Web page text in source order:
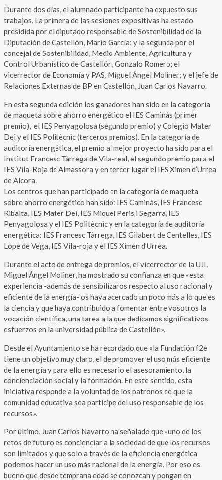
Durante dos días, el alumnado participante ha expuesto sus
trabajos. La primera de las sesiones expositivas ha estado
presidida por el diputado responsable de Sostenibilidad de la
Diputación de Castellón, Mario García; y la segunda por el
concejal de Sostenibilidad, Medio Ambiente, Agricultura y
Control Urbanístico de Castellón, Gonzalo Romero; el
vicerrector de Economía y PAS, Miguel Ángel Moliner; y el jefe de
Relaciones Externas de BP en Castellón, Juan Carlos Navarro.
En esta segunda edición los ganadores han sido en la categoría
de maqueta sobre ahorro energético el IES Caminàs (primer
premio), el IES Penyagolosa (segundo premio) y Colegio Mater
Dei y el IES Politècnic (terceros premios). En la categoría de
auditoría energética, el premio al mejor proyecto ha sido para el
Institut Francesc Tàrrega de Vila-real, el segundo premio para el
IES Vila-Roja de Almassora y en tercer lugar el IES Ximen d’Urrea
de Alcora.
Los centros que han participado en la categoría de maqueta
sobre ahorro energético han sido: IES Caminàs, IES Francesc
Ribalta, IES Mater Dei, IES Miquel Peris i Segarra, IES
Penyagolosa y el IES Politècnic y en la categoría de auditoría
energética: IES Francesc Tàrrega, IES Gilabert de Centelles, IES
Lope de Vega, IES Vila-roja y el IES Ximen d’Urrea.
Durante el acto de entrega de premios, el vicerrector de la UJI,
Miguel Ángel Moliner, ha mostrado su confianza en que «esta
experiencia -además de sensibilizaros respecto al uso racional y
eficiente de la energía- os haya acercado un poco más a lo que es
la ciencia y que haya contribuido a fomentar entre vosotros la
vocación científica, una tarea a la que dedicamos significativos
esfuerzos en la universidad pública de Castellón».
Desde el Ayuntamiento se ha recordado que «la Fundación f2e
tiene un objetivo muy claro, el de promover el uso más eficiente
de la energía y para ello es necesario el asesoramiento, la
concienciación social y la formación. En este sentido, esta
iniciativa responde a la voluntad de los patronos de que la
comunidad educativa sea partícipe del uso responsable de los
recursos».
Por último, Juan Carlos Navarro ha señalado que «uno de los
retos de futuro es concienciar a la sociedad de que los recursos
son limitados y que solo a través de la eficiencia energética
podemos hacer un uso más racional de la energía. Por eso es
bueno que desde temprana edad se conozcan y pongan en